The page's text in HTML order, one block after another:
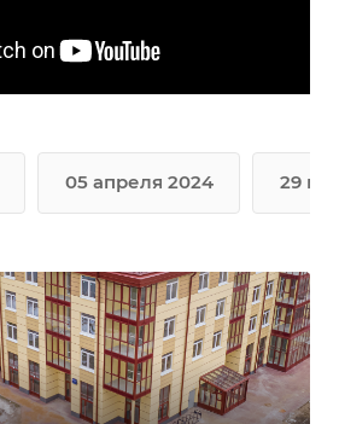
05 апреля 2024 29